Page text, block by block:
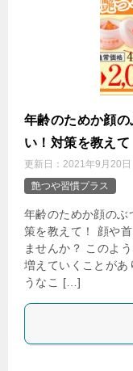
年齢のためか顔
い！対策を教えて
更新日： 2021年9月20日
艶つや習慣プラス
年齢のためか顔のぶ
策を教えて！ 顔や
ませんか？ このよ
増えていくことがあ
うなこ […]